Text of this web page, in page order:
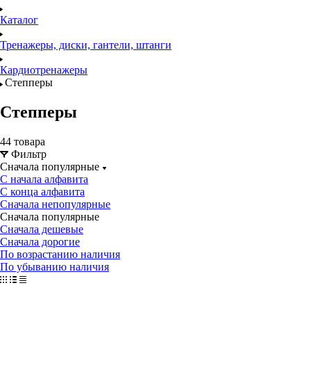
Каталог
Тренажеры, диски, гантели, штанги
Кардиотренажеры
Степперы
Степперы
44 товара
Фильтр
Сначала популярные
С начала алфавита
С конца алфавита
Сначала непопулярные
Сначала популярные
Сначала дешевые
Сначала дорогие
По возрастанию наличия
По убыванию наличия